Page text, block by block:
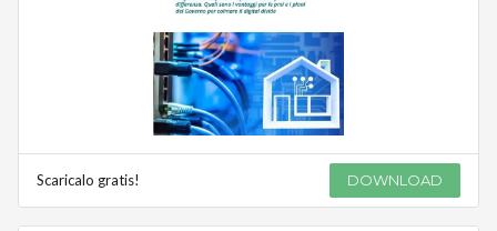
Scaricalo gratis! DOWNLOAD